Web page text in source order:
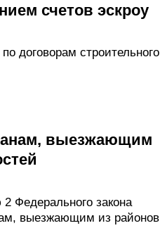
счетов эскроу
договорам строительного
выезжающим
Федерального закона
выезжающим из районов